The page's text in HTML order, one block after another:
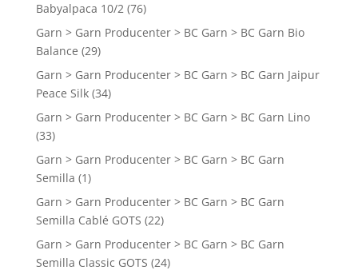
Babyalpaca 10/2 (76)
Garn > Garn Producenter > BC Garn > BC Garn Bio
Balance (29)
Garn > Garn Producenter > BC Garn > BC Garn Jaipur
Peace Silk (34)
Garn > Garn Producenter > BC Garn > BC Garn Lino
(33)
Garn > Garn Producenter > BC Garn > BC Garn
Semilla (1)
Garn > Garn Producenter > BC Garn > BC Garn
Semilla Cablé GOTS (22)
Garn > Garn Producenter > BC Garn > BC Garn
Semilla Classic GOTS (24)